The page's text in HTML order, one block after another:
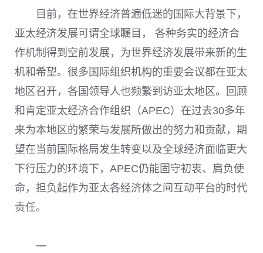
目前，在世界经济普遍低迷的国际大背景下，
亚太经济发展可谓全球瞩目， 各种务实的经济合
作机制得到空前发展，为世界经济发展带来新的生
机和希望。很多国际组织机构的重要会议都在亚太
地区召开，各国领导人也频繁到访亚太地区。回顾
和肯定亚太经济合作组织（APEC）在过去30多年
来为本地区的繁荣与发展所做出的努力和贡献，期
望在当前国际格局发生转变以及全球经济面临更大
下行压力的环境下， APEC仍能固守初衷、肩负使
命，担负起作为亚太各经济体之间互动平台的时代
责任。
一